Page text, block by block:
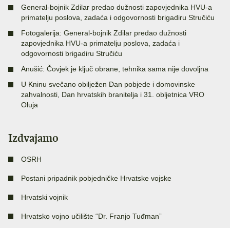
General-bojnik Zdilar predao dužnosti zapovjednika HVU-a
primatelju poslova, zadaća i odgovornosti brigadiru Stručiću
Fotogalerija: General-bojnik Zdilar predao dužnosti
zapovjednika HVU-a primatelju poslova, zadaća i
odgovornosti brigadiru Stručiću
Anušić: Čovjek je ključ obrane, tehnika sama nije dovoljna
U Kninu svečano obilježen Dan pobjede i domovinske
zahvalnosti, Dan hrvatskih branitelja i 31. obljetnica VRO
Oluja
Izdvajamo
OSRH
Postani pripadnik pobjedničke Hrvatske vojske
Hrvatski vojnik
Hrvatsko vojno učilište “Dr. Franjo Tuđman”